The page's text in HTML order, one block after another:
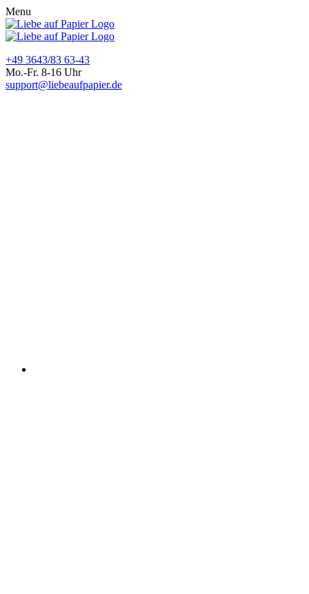
Menu
+49 3643/83 63-43
Mo.-Fr. 8-16 Uhr
support@liebeaufpapier.de